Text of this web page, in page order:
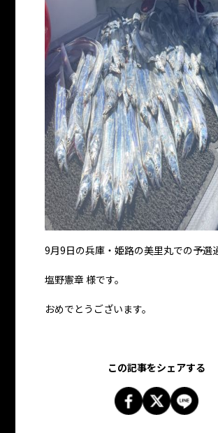
9月9日の兵庫・姫路の美里丸での予
塩野憲章 様です。
おめでとうございます。
この記事をシェアする